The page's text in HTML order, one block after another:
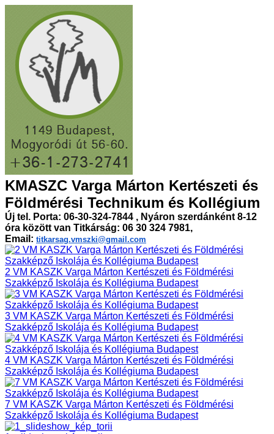
KMASZC Varga Márton Kertészeti és
Földmérési Technikum és Kollégium
Új tel. Porta: 06-30-324-7844 , Nyáron szerdánként 8-12
óra között van Titkárság: 06 30 324 7981,
Email: titkarsag.vmszki@gmail.com
2 VM KASZK Varga Márton Kertészeti és Földmérési
Szakképző Iskolája és Kollégiuma Budapest
3 VM KASZK Varga Márton Kertészeti és Földmérési
Szakképző Iskolája és Kollégiuma Budapest
4 VM KASZK Varga Márton Kertészeti és Földmérési
Szakképző Iskolája és Kollégiuma Budapest
7 VM KASZK Varga Márton Kertészeti és Földmérési
Szakképző Iskolája és Kollégiuma Budapest